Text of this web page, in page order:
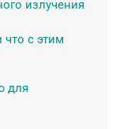
излучения
с этим
для